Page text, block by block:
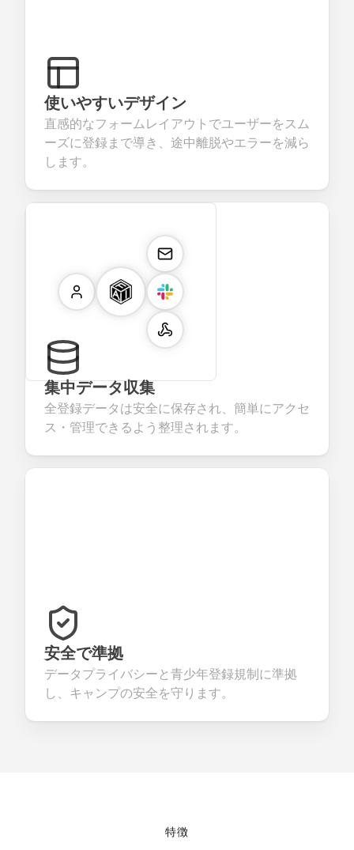
使いやすいデザイン
直感的なフォームレイアウトでユーザーをスム
ーズに登録まで導き、途中離脱やエラーを減ら
します。
集中データ収集
全登録データは安全に保存され、簡単にアクセ
ス・管理できるよう整理されます。
安全で準拠
データプライバシーと青少年登録規制に準拠
し、キャンプの安全を守ります。
特徴